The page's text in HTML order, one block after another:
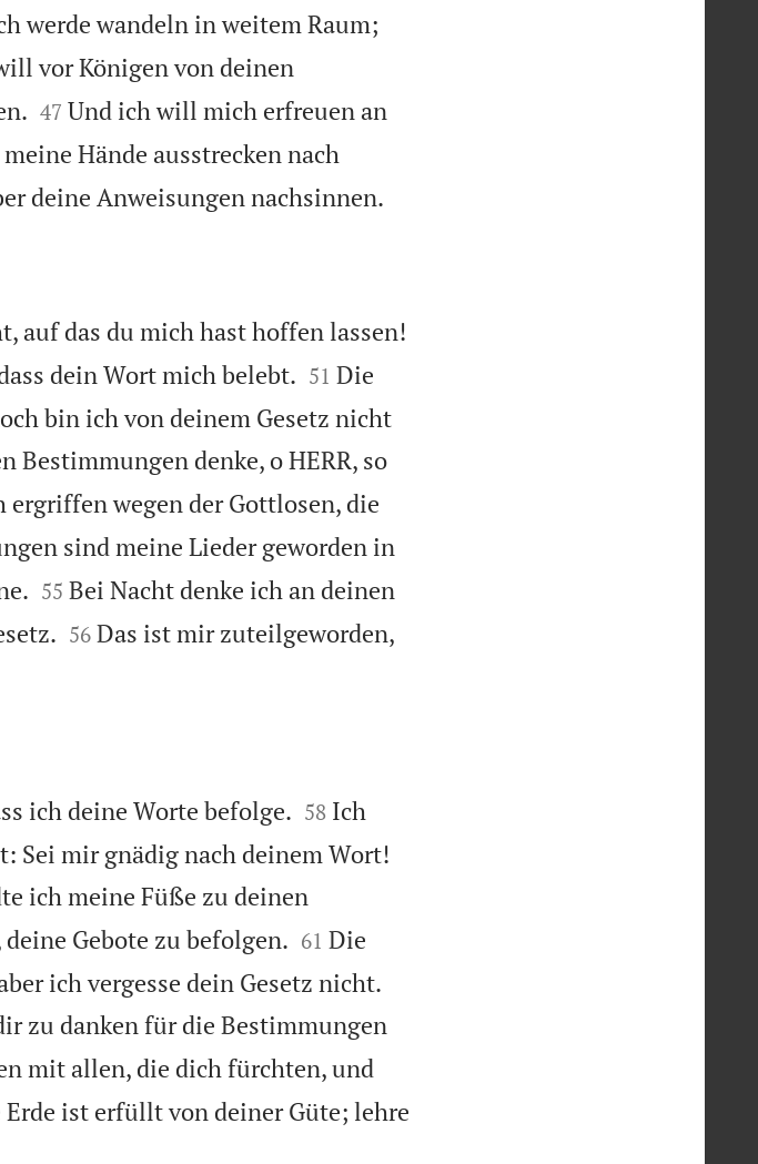
werde wandeln in weitem Raum;
vor Königen von deinen

47 Und ich will mich erfreuen an
Hände ausstrecken nach
deine Anweisungen nachsinnen.
auf das du mich hast hoffen lassen!
dein Wort mich belebt.
51 Die
bin ich von deinem Gesetz nicht
Bestimmungen denke, o HERR, so
wegen der Gottlosen, die
sind meine Lieder geworden in

55 Bei Nacht denke ich an deinen

56 Das ist mir zuteilgeworden,
ich deine Worte befolge.
58 Ich
Sei mir gnädig nach deinem Wort!
ich meine Füße zu deinen
Gebote zu befolgen.
61 Die
ich vergesse dein Gesetz nicht.
zu danken für die Bestimmungen
mit allen, die dich fürchten, und
Erde ist erfüllt von deiner Güte; lehre